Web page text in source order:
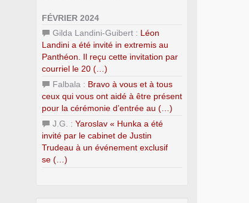
FÉVRIER 2024
Gilda Landini-Guibert : Léon
Landini a été invité in extremis au
Panthéon. Il reçu cette invitation par
courriel le 20 (…)
Falbala : Bravo à vous et à tous
ceux qui vous ont aidé à être présent
pour la cérémonie d’entrée au (…)
J.G. : Yaroslav « Hunka a été
invité par le cabinet de Justin
Trudeau à un événement exclusif
se (…)